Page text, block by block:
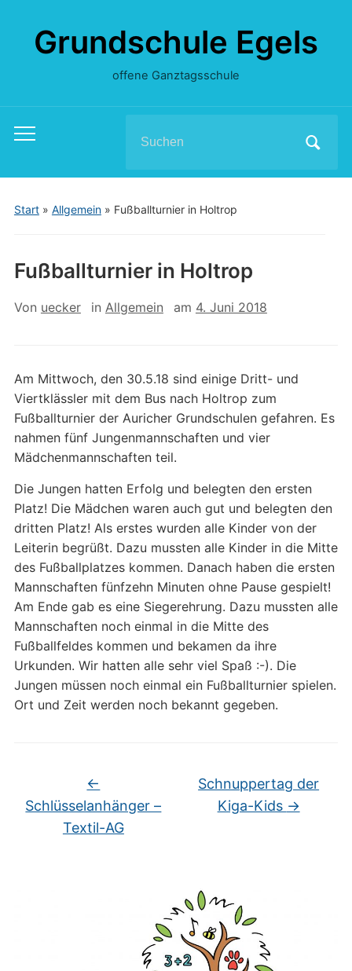
Grundschule Egels
offene Ganztagsschule
Toggle
menu
for:
Start» Allgemein» Fußballturnier in Holtrop
Fußballturnier in Holtrop
Von uecker in Allgemein am 4. Juni 2018
Am Mittwoch, den 30.5.18 sind einige Dritt- und
Viertklässler mit dem Bus nach Holtrop zum
Fußballturnier der Auricher Grundschulen gefahren. Es
nahmen fünf Jungenmannschaften und vier
Mädchenmannschaften teil.
Die Jungen hatten Erfolg und belegten den ersten
Platz! Die Mädchen waren auch gut und belegten den
dritten Platz! Als erstes wurden alle Kinder von der
Leiterin begrüßt. Dazu mussten alle Kinder in die Mitte
des Fußballplatzes kommen. Danach haben die ersten
Mannschaften fünfzehn Minuten ohne Pause gespielt!
Am Ende gab es eine Siegerehrung. Dazu mussten alle
Mannschaften noch einmal in die Mitte des
Fußballfeldes kommen und bekamen da ihre
Urkunden. Wir hatten alle sehr viel Spaß :-). Die
Jungen müssen noch einmal ein Fußballturnier spielen.
Ort und Zeit werden noch bekannt gegeben.
←
Schlüsselanhänger –
Textil-AG
Schnuppertag der
Kiga-Kids →